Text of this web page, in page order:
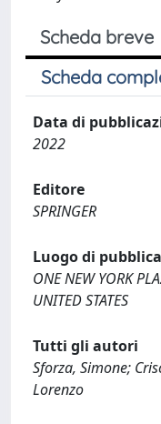
Scheda breve
Scheda
Data di
2022
Editore
SPRINGER
Luogo di
ONE NEW YORK
UNITED STATES
Tutti gli autori
Sforza, Simone;
Lorenzo